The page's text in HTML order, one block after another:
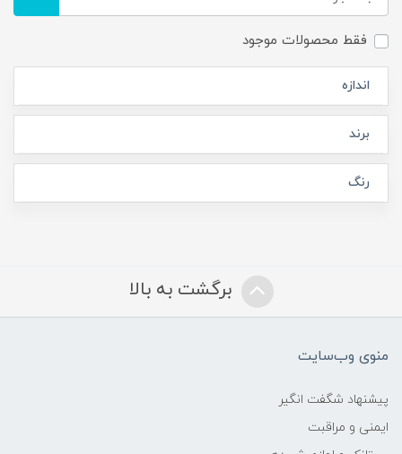
فقط محصولات موجود
اندازه
برند
رنگ
برگشت به بالا
منوی وب‌سایت
پیشنهاد شگفت انگیر
ایمنی و مراقبت